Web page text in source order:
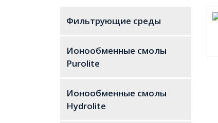
Фильтрующие среды
Ионообменные смолы
Purolite
Ионообменные смолы
Hydrolite